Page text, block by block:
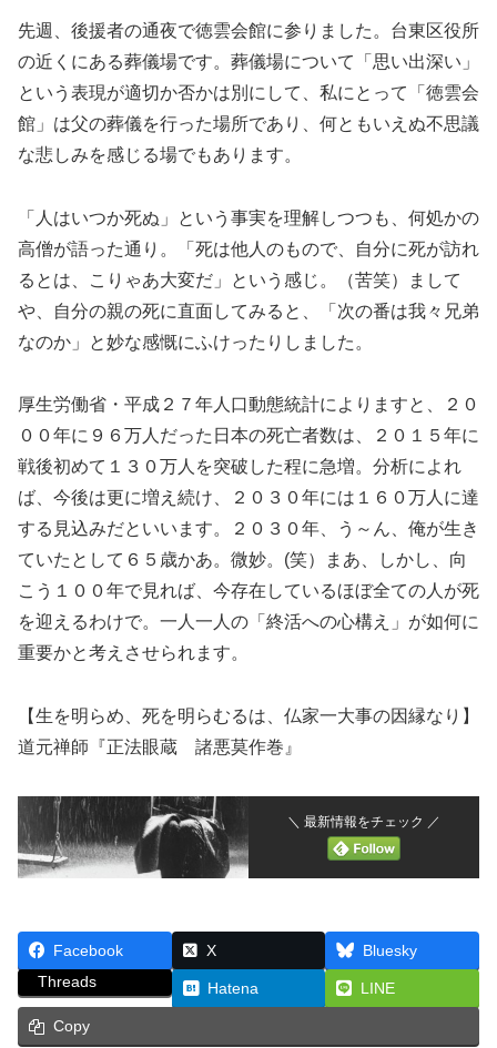
先週、後援者の通夜で徳雲会館に参りました。台東区役所
の近くにある葬儀場です。葬儀場について「思い出深い」
という表現が適切か否かは別にして、私にとって「徳雲会
館」は父の葬儀を行った場所であり、何ともいえぬ不思議
な悲しみを感じる場でもあります。
「人はいつか死ぬ」という事実を理解しつつも、何処かの
高僧が語った通り。「死は他人のもので、自分に死が訪れ
るとは、こりゃあ大変だ」という感じ。（苦笑）まして
や、自分の親の死に直面してみると、「次の番は我々兄弟
なのか」と妙な感慨にふけったりしました。
厚生労働省・平成２７年人口動態統計によりますと、２０
００年に９６万人だった日本の死亡者数は、２０１５年に
戦後初めて１３０万人を突破した程に急増。分析によれ
ば、今後は更に増え続け、２０３０年には１６０万人に達
する見込みだといいます。２０３０年、う～ん、俺が生き
ていたとして６５歳かあ。微妙。(笑）まあ、しかし、向
こう１００年で見れば、今存在しているほぼ全ての人が死
を迎えるわけで。一人一人の「終活への心構え」が如何に
重要かと考えさせられます。
【生を明らめ、死を明らむるは、仏家一大事の因縁なり】
道元禅師『正法眼蔵 諸悪莫作巻』
＼ 最新情報をチェック ／
Facebook X
Bluesky
Threads
Hatena LINE
Copy